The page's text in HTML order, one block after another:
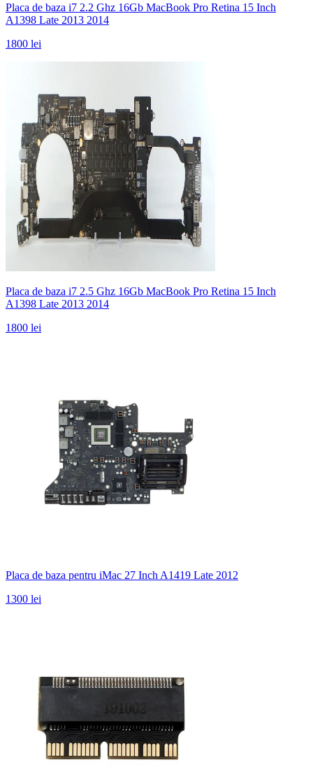
Placa de baza i7 2.2 Ghz 16Gb MacBook Pro Retina 15 Inch
A1398 Late 2013 2014
1800 lei
Placa de baza i7 2.5 Ghz 16Gb MacBook Pro Retina 15 Inch
A1398 Late 2013 2014
1800 lei
Placa de baza pentru iMac 27 Inch A1419 Late 2012
1300 lei